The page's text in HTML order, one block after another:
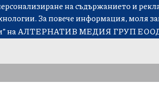
на съдържанието и
За повече информация, моля
на АЛТЕРНАТИВ МЕДИЯ ГРУП